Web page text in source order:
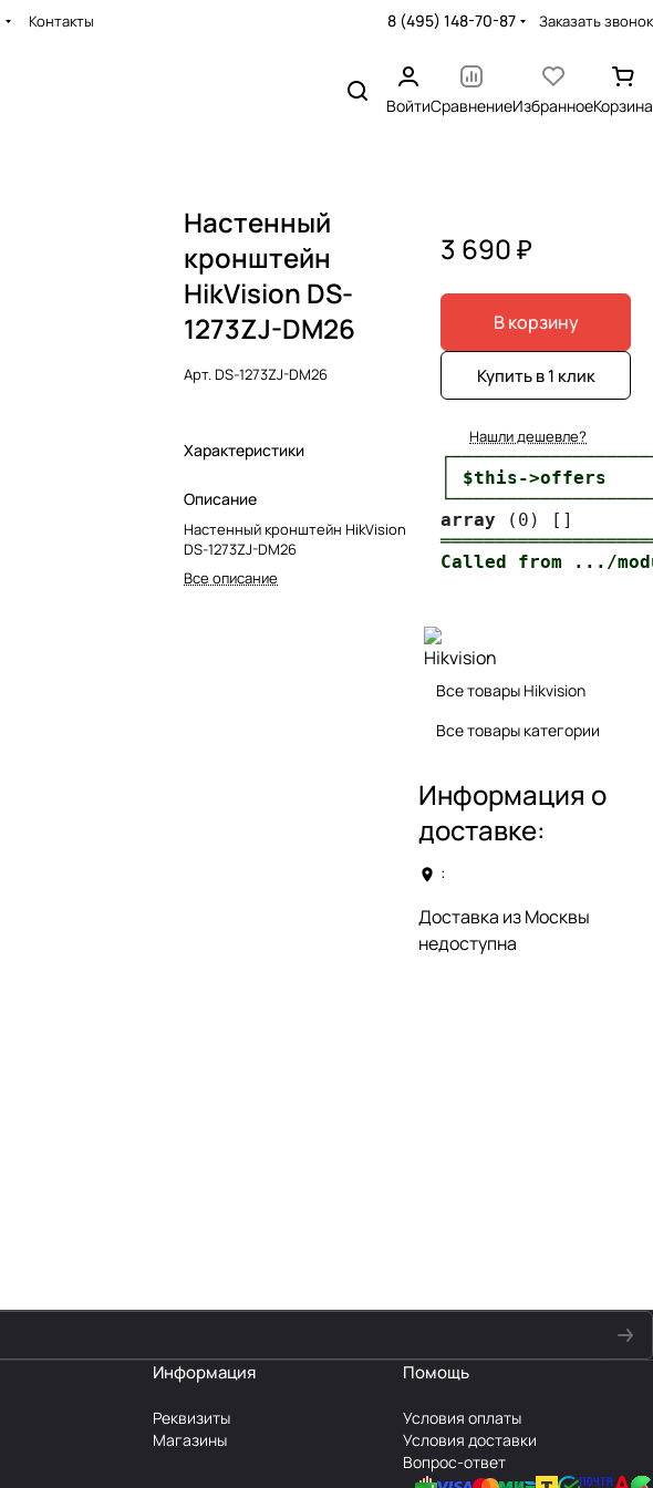
Контакты 8 (495) 148-70-87 Заказать звонок
ВойтиСравнениеИзбранноеКорзина
Настенный
кронштейн
HikVision DS-
1273ZJ-DM26
Арт.DS-1273ZJ-DM26
Характеристики
Описание
Настенный кронштейн HikVision
DS-1273ZJ-DM26
Все описание
3 690 ₽
В корзину
Купить в 1 клик
Нашли дешевле?
│ $this-
array
Все товары Hikvision
Все товары категории
Информация о
доставке:
:
Доставка из Москвы
недоступна
Информация
Реквизиты
Магазины
Помощь
Условия оплаты
Условия доставки
Вопрос-ответ